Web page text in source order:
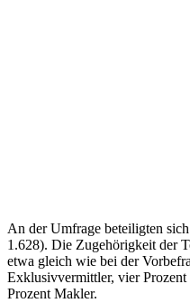
An der Umfrage beteiligten
1.628). Die Zugehörigkeit der
etwa gleich wie bei der
Exklusivvermittler, vier Prozent
Prozent Makler.